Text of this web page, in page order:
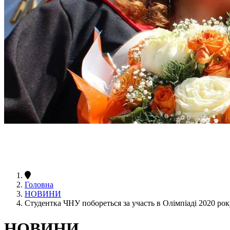
Головна
НОВИНИ
Студентка ЧНУ побореться за участь в Олімпіаді 2020